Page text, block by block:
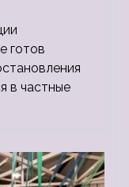
готов
в частные